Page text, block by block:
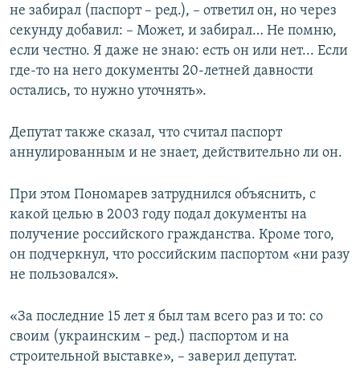
не забирал (паспорт – ред.), – ответил он, но через
секунду добавил: – Может, и забирал… Не помню,
если честно. Я даже не знаю: есть он или нет... Если
где-то на него документы 20-летней давности
остались, то нужно уточнять».
Депутат также сказал, что считал паспорт
аннулированным и не знает, действительно ли он.
При этом Пономарев затруднился объяснить, с
какой целью в 2003 году подал документы на
получение российского гражданства. Кроме того,
он подчеркнул, что российским паспортом «ни разу
не пользовался».
«За последние 15 лет я был там всего раз и то: со
своим (украинским – ред.) паспортом и на
строительной выставке», – заверил депутат.